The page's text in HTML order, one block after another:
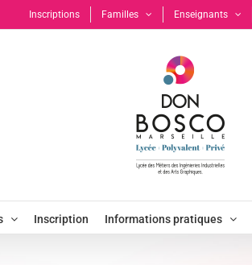
Inscriptions Familles Enseignants
Inscription Informations pratiques